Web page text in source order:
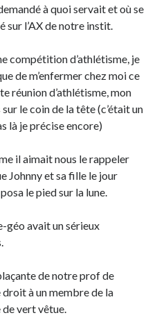
Lyon
ma vélorution toute personnelle
opéré ma vélorution toute
à quoi servait et où se
sur l’AX de notre instit.
compétition d’athlétisme, je
de m’enfermer chez moi ce
réunion d’athlétisme, mon
le coin de la tête (c’était un
là je précise encore)
il aimait nous le rappeler
Johnny et sa fille le jour
le pied sur la lune.
géo avait un sérieux
de notre prof de
droit à un membre de la
vert vêtue.